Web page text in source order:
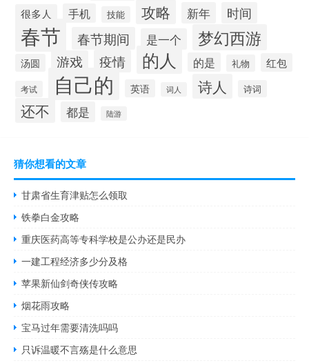
很多人 手机 技能 攻略 新年 时间
春节 春节期间 是一个 梦幻西游
汤圆 游戏 疫情 的人 的是 礼物 红包
考试 自己的 英语 词人 诗人 诗词
还不 都是 陆游
猜你想看的文章
甘肃省生育津贴怎么领取
铁拳白金攻略
重庆医药高等专科学校是公办还是民办
一建工程经济多少分及格
苹果新仙剑奇侠传攻略
烟花雨攻略
宝马过年需要清洗吗吗
只诉温暖不言殇是什么意思